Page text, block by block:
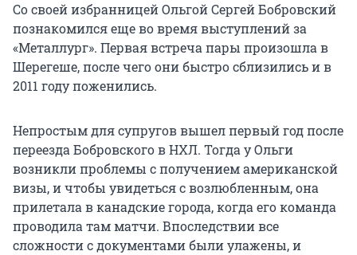
Со своей избранницей Ольгой Сергей Бобровский
познакомился еще во время выступлений за
«Металлург». Первая встреча пары произошла в
Шерегеше, после чего они быстро сблизились и в
2011 году поженились.
Непростым для супругов вышел первый год после
переезда Бобровского в НХЛ. Тогда у Ольги
возникли проблемы с получением американской
визы, и чтобы увидеться с возлюбленным, она
прилетала в канадские города, когда его команда
проводила там матчи. Впоследствии все
сложности с документами были улажены, и